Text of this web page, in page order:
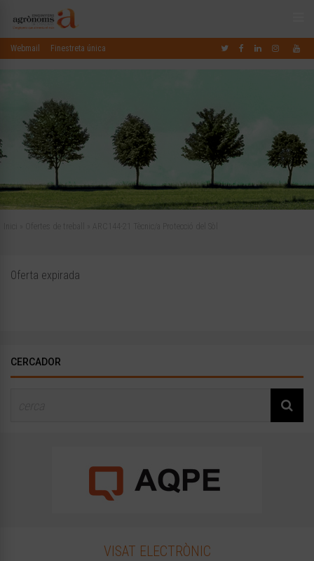
Webmail Finestreta única
Oferta expirada
CERCADOR
VISAT ELECTRÒNIC